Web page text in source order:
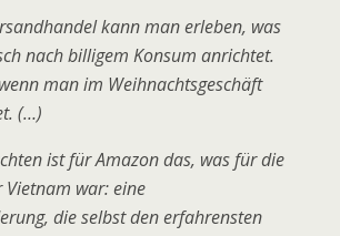
kann man erleben, was
nach billigem Konsum anrichtet.
man im Weihnachtsgeschäft
(…)
ist für Amazon das, was für die
Vietnam war: eine
die selbst den erfahrensten